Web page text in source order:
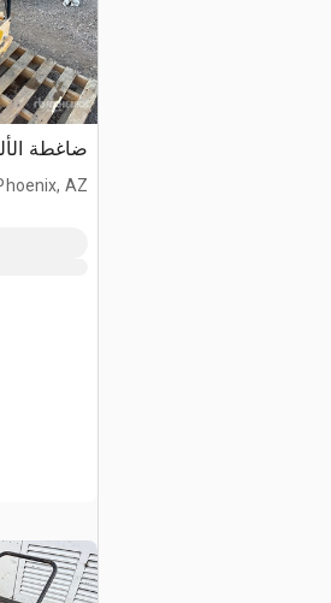
ضاغطة
AZ